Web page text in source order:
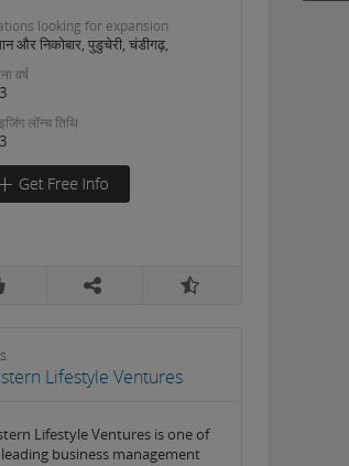
looking for expansion
और निकोबार, पुडुचेरी, चंडीगढ़,
वर्ष
लॉन्च तिथि
Lifestyle Ventures
Lifestyle Ventures is one of
business management